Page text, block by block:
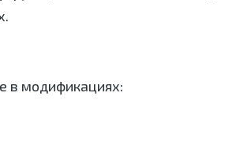
в модификациях: